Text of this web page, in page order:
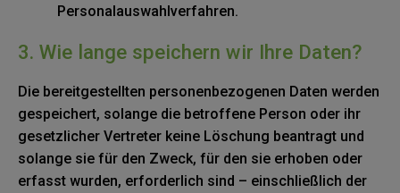
Personalauswahlverfahren.
3. Wie lange speichern wir Ihre Daten?
Die bereitgestellten personenbezogenen Daten werden
gespeichert, solange die betroffene Person oder ihr
gesetzlicher Vertreter keine Löschung beantragt und
solange sie für den Zweck, für den sie erhoben oder
erfasst wurden, erforderlich sind – einschließlich der